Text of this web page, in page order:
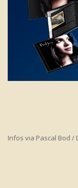
Infos via Pascal Bod /